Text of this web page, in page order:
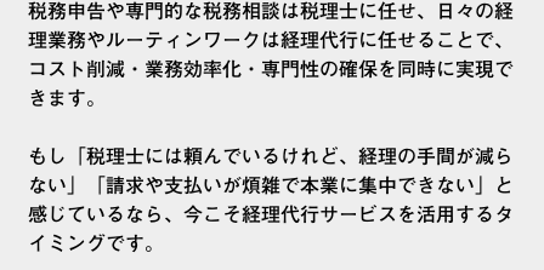
税務申告や専門的な税務相談は税理士に任せ、日々の経
理業務やルーティンワークは経理代行に任せることで、
コスト削減・業務効率化・専門性の確保を同時に実現で
きます。
もし「税理士には頼んでいるけれど、経理の手間が減ら
ない」「請求や支払いが煩雑で本業に集中できない」と
感じているなら、今こそ経理代行サービスを活用するタ
イミングです。